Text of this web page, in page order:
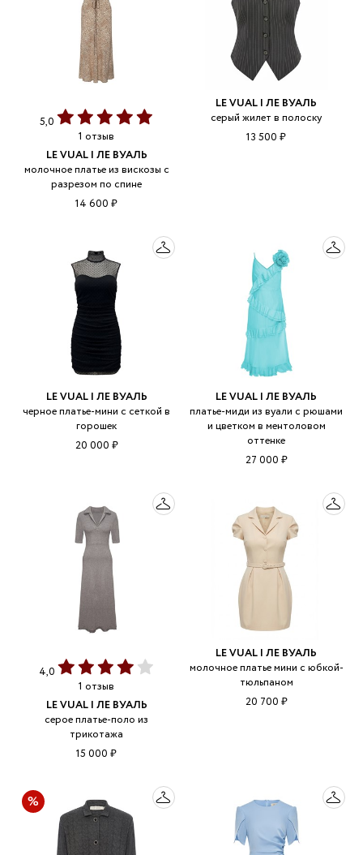
5,0
1 отзыв
LE VUAL | ЛЕ ВУАЛЬ
молочное платье из вискозы с
разрезом по спине
14 600 ₽
LE VUAL | ЛЕ ВУАЛЬ
серый жилет в полоску
13 500 ₽
LE VUAL | ЛЕ ВУАЛЬ
черное платье-мини с сеткой в
горошек
20 000 ₽
LE VUAL | ЛЕ ВУАЛЬ
платье-миди из вуали с рюшами
и цветком в ментоловом
оттенке
27 000 ₽
4,0
1 отзыв
LE VUAL | ЛЕ ВУАЛЬ
серое платье-поло из
трикотажа
15 000 ₽
LE VUAL | ЛЕ ВУАЛЬ
молочное платье мини с юбкой-
тюльпаном
20 700 ₽